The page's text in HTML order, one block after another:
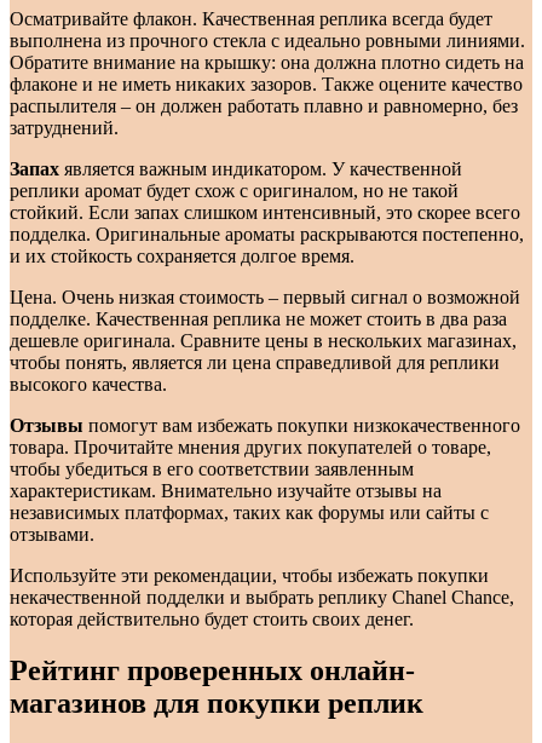
Осматривайте флакон. Качественная реплика всегда будет
выполнена из прочного стекла с идеально ровными линиями.
Обратите внимание на крышку: она должна плотно сидеть на
флаконе и не иметь никаких зазоров. Также оцените качество
распылителя – он должен работать плавно и равномерно, без
затруднений.
Запах является важным индикатором. У качественной
реплики аромат будет схож с оригиналом, но не такой
стойкий. Если запах слишком интенсивный, это скорее всего
подделка. Оригинальные ароматы раскрываются постепенно,
и их стойкость сохраняется долгое время.
Цена. Очень низкая стоимость – первый сигнал о возможной
подделке. Качественная реплика не может стоить в два раза
дешевле оригинала. Сравните цены в нескольких магазинах,
чтобы понять, является ли цена справедливой для реплики
высокого качества.
Отзывы помогут вам избежать покупки низкокачественного
товара. Прочитайте мнения других покупателей о товаре,
чтобы убедиться в его соответствии заявленным
характеристикам. Внимательно изучайте отзывы на
независимых платформах, таких как форумы или сайты с
отзывами.
Используйте эти рекомендации, чтобы избежать покупки
некачественной подделки и выбрать реплику Chanel Chance,
которая действительно будет стоить своих денег.
Рейтинг проверенных онлайн-
магазинов для покупки реплик